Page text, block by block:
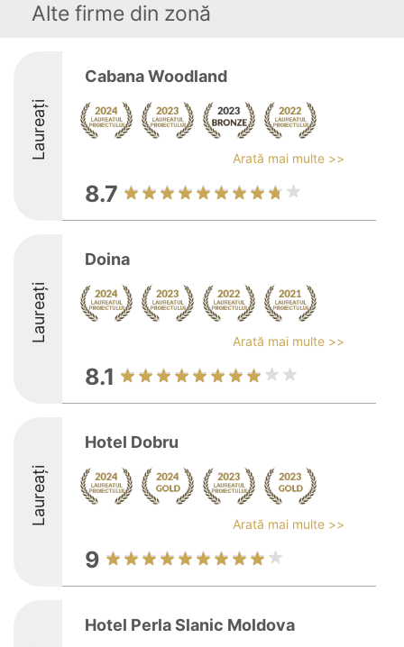
Alte firme din zonă
Laureați
Cabana Woodland
Arată mai multe >>
8.7
Laureați
Doina
Arată mai multe >>
8.1
Laureați
Hotel Dobru
Arată mai multe >>
9
Hotel Perla Slanic Moldova